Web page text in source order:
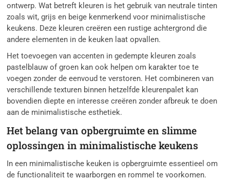
ontwerp. Wat betreft kleuren is het gebruik van neutrale tinten
zoals wit, grijs en beige kenmerkend voor minimalistische
keukens. Deze kleuren creëren een rustige achtergrond die
andere elementen in de keuken laat opvallen.
Het toevoegen van accenten in gedempte kleuren zoals
pastelblauw of groen kan ook helpen om karakter toe te
voegen zonder de eenvoud te verstoren. Het combineren van
verschillende texturen binnen hetzelfde kleurenpalet kan
bovendien diepte en interesse creëren zonder afbreuk te doen
aan de minimalistische esthetiek.
Het belang van opbergruimte en slimme
oplossingen in minimalistische keukens
In een minimalistische keuken is opbergruimte essentieel om
de functionaliteit te waarborgen en rommel te voorkomen.